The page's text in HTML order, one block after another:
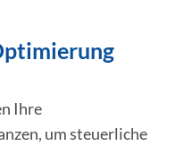
Ihre
um steuerliche